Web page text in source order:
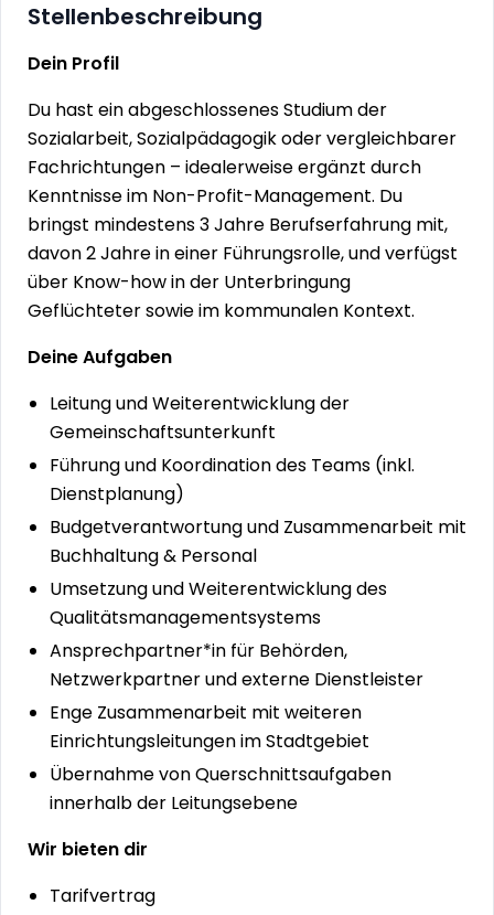
Stellenbeschreibung
Dein Profil
Du hast ein abgeschlossenes Studium der
Sozialarbeit, Sozialpädagogik oder vergleichbarer
Fachrichtungen – idealerweise ergänzt durch
Kenntnisse im Non-Profit-Management. Du
bringst mindestens 3 Jahre Berufserfahrung mit,
davon 2 Jahre in einer Führungsrolle, und verfügst
über Know-how in der Unterbringung
Geflüchteter sowie im kommunalen Kontext.
Deine Aufgaben
Leitung und Weiterentwicklung der
Gemeinschaftsunterkunft
Führung und Koordination des Teams (inkl.
Dienstplanung)
Budgetverantwortung und Zusammenarbeit mit
Buchhaltung & Personal
Umsetzung und Weiterentwicklung des
Qualitätsmanagementsystems
Ansprechpartner*in für Behörden,
Netzwerkpartner und externe Dienstleister
Enge Zusammenarbeit mit weiteren
Einrichtungsleitungen im Stadtgebiet
Übernahme von Querschnittsaufgaben
innerhalb der Leitungsebene
Wir bieten dir
Tarifvertrag